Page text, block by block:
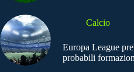
Calcio
Europa League
probabili